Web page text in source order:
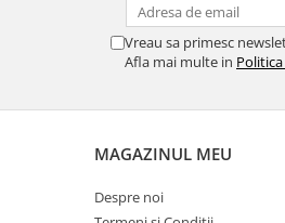
Vreau sa primesc
Afla mai multe in
MAGAZINUL MEU
Despre noi